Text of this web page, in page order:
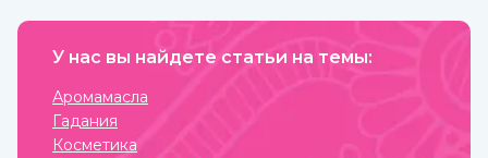
сильными. Также оно
настроение, бодрит и
силами.
У нас вы найдете статьи на темы:
Аромамасла
Гадания
Косметика